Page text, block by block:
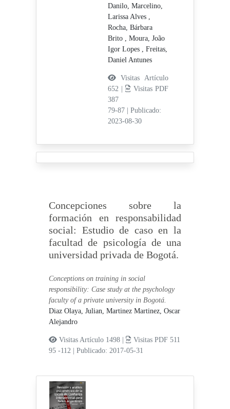
Danilo, Marcelino,
Larissa Alves ,
Rocha, Bárbara
Brito , Moura, João
Igor Lopes , Freitas,
Daniel Antunes
Visitas Artículo
652 |
Visitas PDF
387
79-87
Publicado:
2023-08-30
Concepciones sobre la
formación en responsabilidad
social: Estudio de caso en la
facultad de psicología de una
universidad privada de Bogotá.
Conceptions on training in social
responsibility: Case study at the psychology
faculty of a private university in Bogotá.
Diaz Olaya, Julian,Martinez Martinez, Oscar
Alejandro
Visitas Artículo 1498 |
Visitas PDF 511
95 -112
|Publicado: 2017-05-31